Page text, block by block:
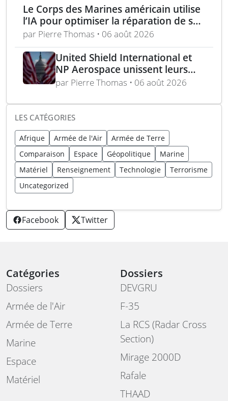
Le Corps des Marines américain utilise
l’IA pour optimiser la réparation de ses
équipements
par Pierre Thomas • 06 août 2026
United Shield International et
NP Aerospace unissent leurs
forces pour renforcer le soutien
aux équipes américaines de
déminage
par Pierre Thomas • 06 août 2026
LES CATÉGORIES
Afrique Armée de l'Air
Armée de Terre
Comparaison
Espace Géopolitique
Marine
Matériel
Renseignement Technologie
Terrorisme
Uncategorized
Facebook Twitter
Catégories
Dossiers
Armée de l'Air
Armée de Terre
Marine
Espace
Matériel
Dossiers
DEVGRU
F-35
La RCS (Radar Cross
Section)
Mirage 2000D
Rafale
THAAD